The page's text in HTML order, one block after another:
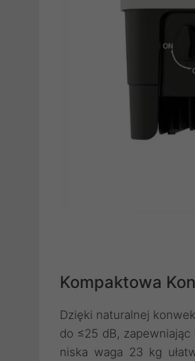
Kompaktowa
Dzięki naturalnej
do ≤25 dB,
niska waga 23 kg